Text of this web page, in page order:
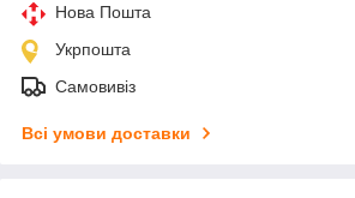
Нова Пошта
Укрпошта
Самовивіз
Всі умови доставки